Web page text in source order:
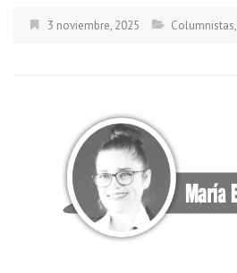
3 noviembre, 2025 Columnistas,